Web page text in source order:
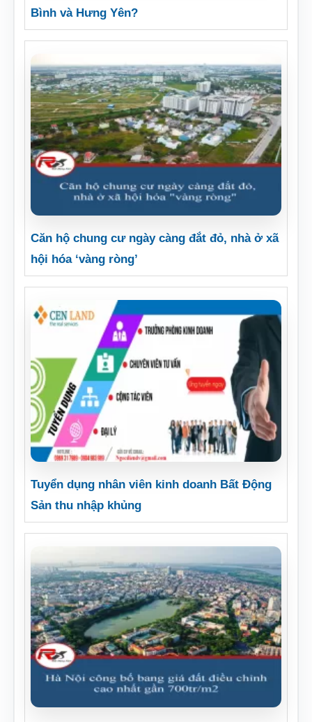
Bình và Hưng Yên?
Căn hộ chung cư ngày càng đắt đỏ, nhà ở xã
hội hóa ‘vàng ròng’
Tuyển dụng nhân viên kinh doanh Bất Động
Sản thu nhập khủng